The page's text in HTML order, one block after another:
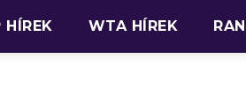
HÍREK WTA HÍREK